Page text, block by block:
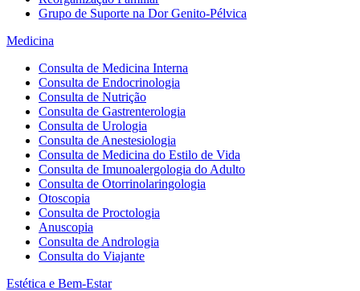
Grupo de Suporte na Dor Genito-Pélvica
Medicina
Consulta de Medicina Interna
Consulta de Endocrinologia
Consulta de Nutrição
Consulta de Gastrenterologia
Consulta de Urologia
Consulta de Anestesiologia
Consulta de Medicina do Estilo de Vida
Consulta de Imunoalergologia do Adulto
Consulta de Otorrinolaringologia
Otoscopia
Consulta de Proctologia
Anuscopia
Consulta de Andrologia
Consulta do Viajante
Estética e Bem-Estar